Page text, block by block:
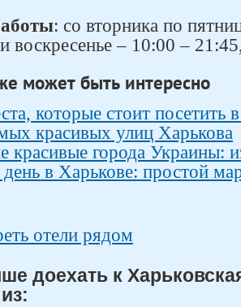
: со вторника по
воскресенье – 10:00 –
может быть интересно
которые стоит посетить
красивых улиц Харькова
красивые города Украины:
в Харькове: простой
отели рядом
доехать к